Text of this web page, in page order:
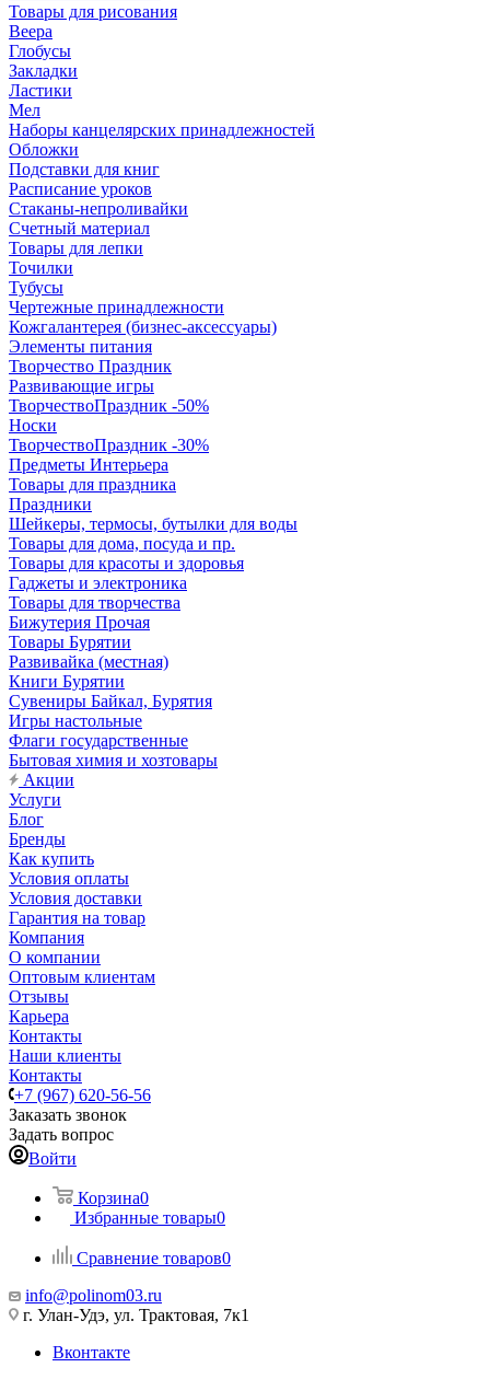
Товары для рисования
Веера
Глобусы
Закладки
Ластики
Мел
Наборы канцелярских принадлежностей
Обложки
Подставки для книг
Расписание уроков
Стаканы-непроливайки
Счетный материал
Товары для лепки
Точилки
Тубусы
Чертежные принадлежности
Кожгалантерея (бизнес-аксессуары)
Элементы питания
Творчество Праздник
Развивающие игры
ТворчествоПраздник -50%
Носки
ТворчествоПраздник -30%
Предметы Интерьера
Товары для праздника
Праздники
Шейкеры, термосы, бутылки для воды
Товары для дома, посуда и пр.
Товары для красоты и здоровья
Гаджеты и электроника
Товары для творчества
Бижутерия Прочая
Товары Бурятии
Развивайка (местная)
Книги Бурятии
Сувениры Байкал, Бурятия
Игры настольные
Флаги государственные
Бытовая химия и хозтовары
Акции
Услуги
Блог
Бренды
Как купить
Условия оплаты
Условия доставки
Гарантия на товар
Компания
О компании
Оптовым клиентам
Отзывы
Карьера
Контакты
Наши клиенты
Контакты
+7 (967) 620-56-56
Заказать звонок
Задать вопрос
Войти
Корзина0
Избранные товары0
Сравнение товаров0
info@polinom03.ru
г. Улан-Удэ, ул. Трактовая, 7к1
Вконтакте